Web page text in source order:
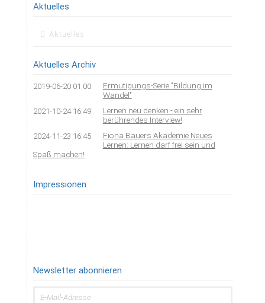
Aktuelles
Navigation
Aktuelles
Aktuelles Archiv
2019-06-20 01:00
Ermutigungs-Serie "Bildung im
Wandel"
2021-10-24 16:49
Lernen neu denken - ein sehr
berührendes Interview!
2024-11-23 16:45
Fiona Bauers Akademie Neues
Lernen: Lernen darf frei sein und
Spaß machen!
Impressionen
Newsletter abonnieren